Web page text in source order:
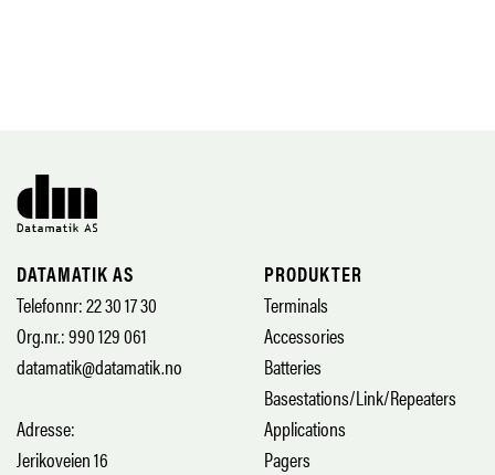
DATAMATIK AS
Telefonnr: 22 30 17 30
Org.nr.: 990 129 061
datamatik@datamatik.no
Adresse:
Jerikoveien 16
PRODUKTER
Terminals
Accessories
Batteries
Basestations/Link/Repeaters
Applications
Pagers